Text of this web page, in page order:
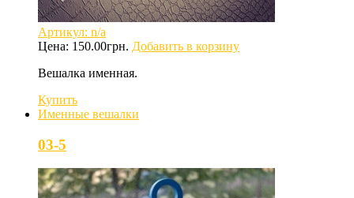
Артикул: n/a
Цена: 150.00грн. Добавить в корзину
Вешалка именная.
Купить
Именные вешалки
03-5